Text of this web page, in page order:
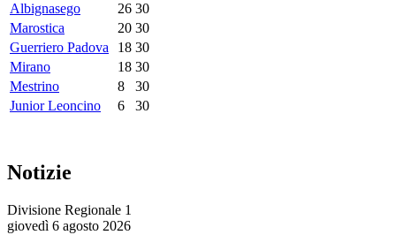
Albignasego
26 30
Marostica
20 30
Guerriero Padova
18 30
Mirano
18 30
Mestrino
8
30
Junior Leoncino
6 30
Notizie
Divisione Regionale 1
giovedì 6 agosto 2026